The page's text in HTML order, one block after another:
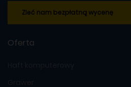
Zleć nam bezpłatną wycenę
Oferta